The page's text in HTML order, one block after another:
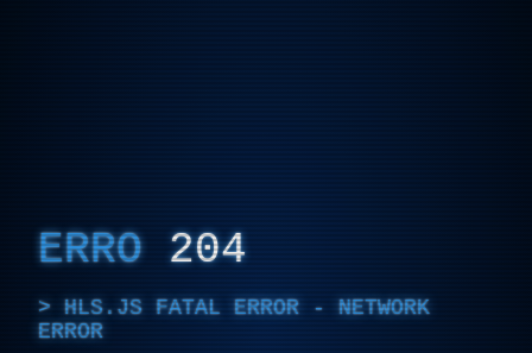
ERRO 204
HLS.JS FATAL ERROR - NETWORK
ERROR